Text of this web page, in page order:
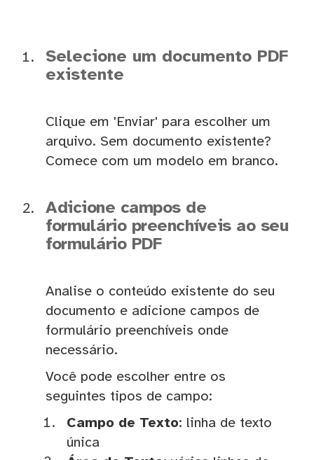
Selecione um documento PDF
existente
Clique em 'Enviar' para escolher um
arquivo. Sem documento existente?
Comece com um modelo em branco.
Adicione campos de
formulário preenchíveis ao seu
formulário PDF
Analise o conteúdo existente do seu
documento e adicione campos de
formulário preenchíveis onde
necessário.
Você pode escolher entre os
seguintes tipos de campo:
Campo de Texto: linha de texto
única